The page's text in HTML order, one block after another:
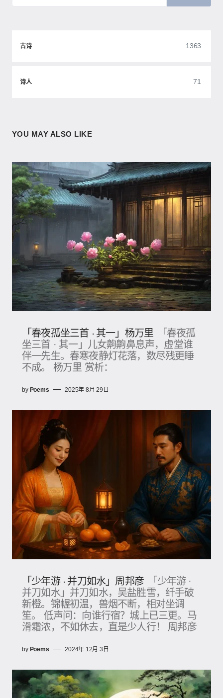
古诗 1363
诗人 71
YOU MAY ALSO LIKE
「春夜孤坐三首 · 其一」杨万里
「春夜孤
坐三首 · 其一」儿女齁齁鼻息声，虚堂谁
伴一先生。春寒夜静灯花落，数尽残更睡
不成。 杨万里 赏析：
by Poems 2025年 8月 29日
「少年游 · 并刀如水」周邦彦
「少年游 ·
并刀如水」并刀如水，吴盐胜雪，纤手破
新橙。锦幄初温，兽烟不断，相对坐调
笙。 低声问：向谁行宿？城上已三更。马
滑霜浓，不如休去，直是少人行！ 周邦彦
by Poems 2024年 12月 3日